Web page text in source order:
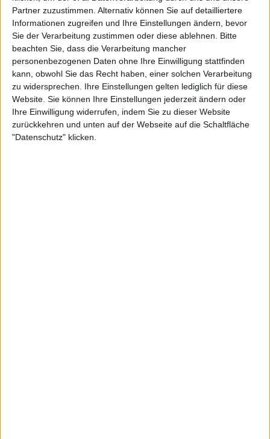
Partner zuzustimmen. Alternativ können Sie auf detailliertere
Informationen zugreifen und Ihre Einstellungen ändern, bevor
Sie der Verarbeitung zustimmen oder diese ablehnen.
Bitte
beachten Sie, dass die Verarbeitung mancher
personenbezogenen Daten ohne Ihre Einwilligung stattfinden
kann, obwohl Sie das Recht haben, einer solchen Verarbeitung
zu widersprechen. Ihre Einstellungen gelten lediglich für diese
Website. Sie können Ihre Einstellungen jederzeit ändern oder
Ihre Einwilligung widerrufen, indem Sie zu dieser Website
zurückkehren und unten auf der Webseite auf die Schaltfläche
"Datenschutz" klicken.